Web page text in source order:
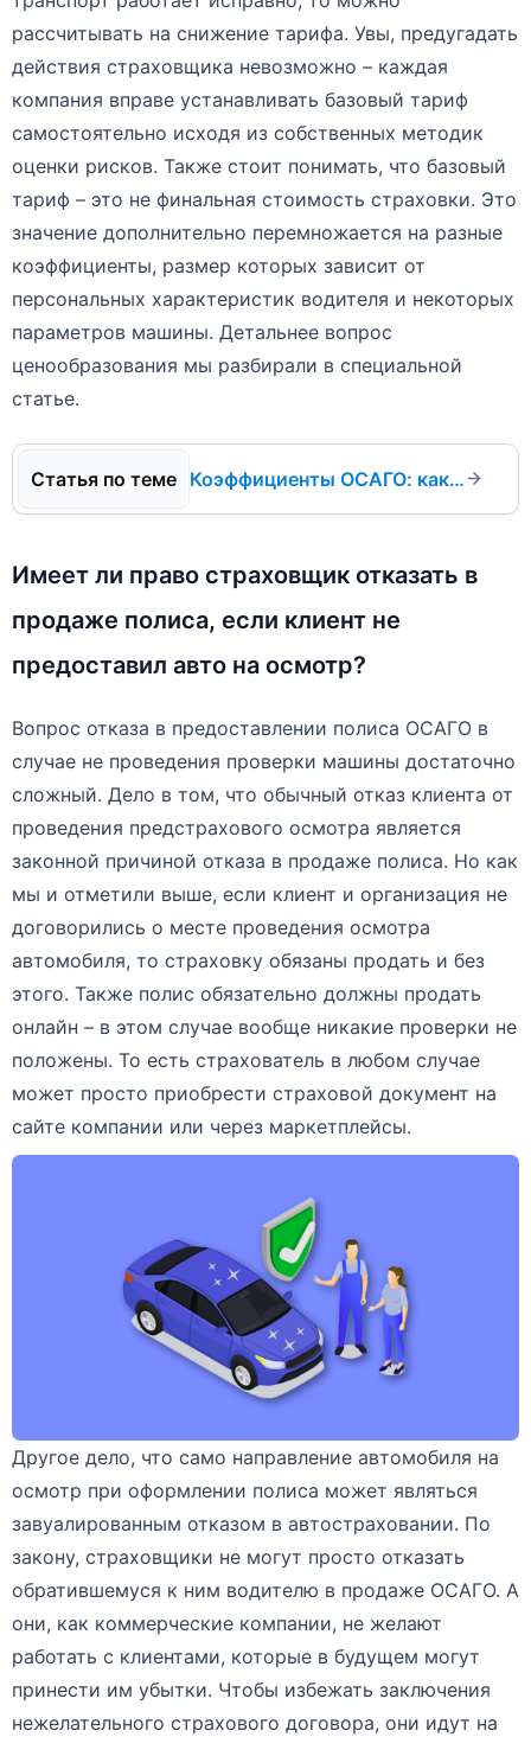
рассчитывать на снижение тарифа. Увы, предугадать
действия страховщика невозможно – каждая
компания вправе устанавливать базовый тариф
самостоятельно исходя из собственных методик
оценки рисков. Также стоит понимать, что базовый
тариф – это не финальная стоимость страховки. Это
значение дополнительно перемножается на разные
коэффициенты, размер которых зависит от
персональных характеристик водителя и некоторых
параметров машины. Детальнее вопрос
ценообразования мы разбирали в специальной
статье.
Коэффициенты ОСАГО: как рассчитывается стоимость полиса в 2024 году?
Имеет ли право страховщик отказать в
продаже полиса, если клиент не
предоставил авто на осмотр?
Вопрос отказа в предоставлении полиса ОСАГО в
случае не проведения проверки машины достаточно
сложный. Дело в том, что обычный отказ клиента от
проведения предстрахового осмотра является
законной причиной отказа в продаже полиса. Но как
мы и отметили выше, если клиент и организация не
договорились о месте проведения осмотра
автомобиля, то страховку обязаны продать и без
этого. Также полис обязательно должны продать
онлайн – в этом случае вообще никакие проверки не
положены. То есть страхователь в любом случае
может просто приобрести страховой документ на
сайте компании или через маркетплейсы.
Другое дело, что само направление автомобиля на
осмотр при оформлении полиса может являться
завуалированным отказом в автостраховании. По
закону, страховщики не могут просто отказать
обратившемуся к ним водителю в продаже ОСАГО. А
они, как коммерческие компании, не желают
работать с клиентами, которые в будущем могут
принести им убытки. Чтобы избежать заключения
нежелательного страхового договора, они идут на